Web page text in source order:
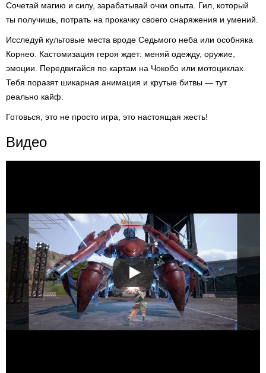
Сочетай магию и силу, зарабатывай очки опыта. Гил, который
ты получишь, потрать на прокачку своего снаряжения и умений.
Исследуй культовые места вроде Седьмого неба или особняка
Корнео. Кастомизация героя ждет: меняй одежду, оружие,
эмоции. Передвигайся по картам на Чокобо или мотоциклах.
Тебя поразят шикарная анимация и крутые битвы — тут
реально кайф.
Готовься, это не просто игра, это настоящая жесть!
Видео